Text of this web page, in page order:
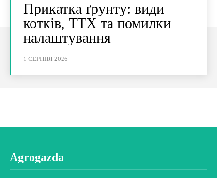
Прикатка ґрунту: види
котків, ТТХ та помилки
налаштування
1 СЕРПНЯ 2026
Agrogazda